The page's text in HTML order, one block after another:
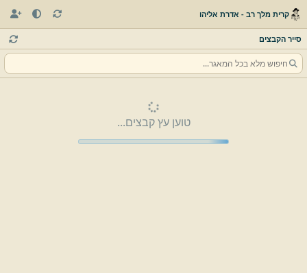
קרית מלך רב - אדרת אליהו
סייר הקבצים
טוען עץ קבצים...